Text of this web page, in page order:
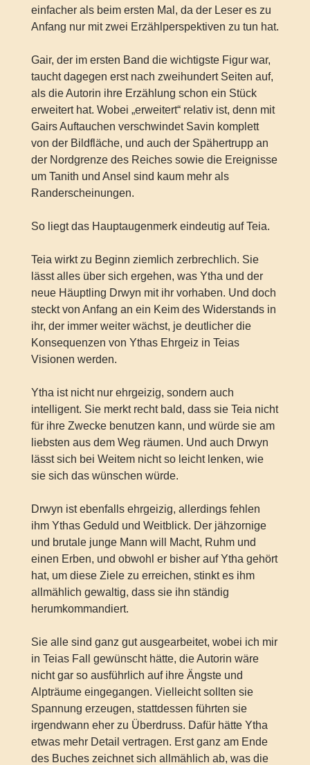
einfacher als beim ersten Mal, da der Leser es zu
Anfang nur mit zwei Erzählperspektiven zu tun hat.
Gair, der im ersten Band die wichtigste Figur war,
taucht dagegen erst nach zweihundert Seiten auf,
als die Autorin ihre Erzählung schon ein Stück
erweitert hat. Wobei „erweitert“ relativ ist, denn mit
Gairs Auftauchen verschwindet Savin komplett
von der Bildfläche, und auch der Spähertrupp an
der Nordgrenze des Reiches sowie die Ereignisse
um Tanith und Ansel sind kaum mehr als
Randerscheinungen.
So liegt das Hauptaugenmerk eindeutig auf Teia.
Teia wirkt zu Beginn ziemlich zerbrechlich. Sie
lässt alles über sich ergehen, was Ytha und der
neue Häuptling Drwyn mit ihr vorhaben. Und doch
steckt von Anfang an ein Keim des Widerstands in
ihr, der immer weiter wächst, je deutlicher die
Konsequenzen von Ythas Ehrgeiz in Teias
Visionen werden.
Ytha ist nicht nur ehrgeizig, sondern auch
intelligent. Sie merkt recht bald, dass sie Teia nicht
für ihre Zwecke benutzen kann, und würde sie am
liebsten aus dem Weg räumen. Und auch Drwyn
lässt sich bei Weitem nicht so leicht lenken, wie
sie sich das wünschen würde.
Drwyn ist ebenfalls ehrgeizig, allerdings fehlen
ihm Ythas Geduld und Weitblick. Der jähzornige
und brutale junge Mann will Macht, Ruhm und
einen Erben, und obwohl er bisher auf Ytha gehört
hat, um diese Ziele zu erreichen, stinkt es ihm
allmählich gewaltig, dass sie ihn ständig
herumkommandiert.
Sie alle sind ganz gut ausgearbeitet, wobei ich mir
in Teias Fall gewünscht hätte, die Autorin wäre
nicht gar so ausführlich auf ihre Ängste und
Alpträume eingegangen. Vielleicht sollten sie
Spannung erzeugen, stattdessen führten sie
irgendwann eher zu Überdruss. Dafür hätte Ytha
etwas mehr Detail vertragen. Erst ganz am Ende
des Buches zeichnet sich allmählich ab, was die